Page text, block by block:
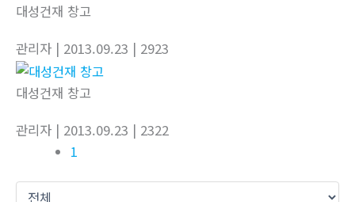
대성건재 창고
관리자 | 2013.09.23 | 2923
대성건재 창고
관리자 | 2013.09.23 | 2322
1